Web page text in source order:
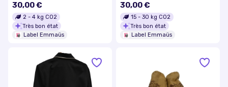
30,00 €
2 - 4 kg CO2
Très bon état
Label Emmaüs
30,00 €
15 - 30 kg CO2
Très bon état
Label Emmaüs